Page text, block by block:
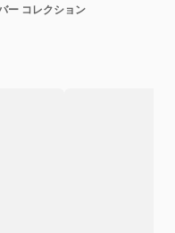
ー コレクション